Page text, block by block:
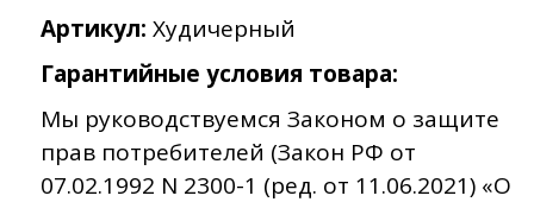
Артикул: Худичерный
Гарантийные условия товара:
Мы руководствуемся Законом о защите
прав потребителей (Закон РФ от
07.02.1992 N 2300-1 (ред. от 11.06.2021) «О